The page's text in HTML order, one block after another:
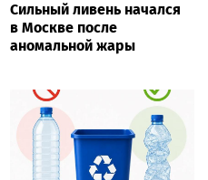
Сильный ливень начался
в Москве после
аномальной жары